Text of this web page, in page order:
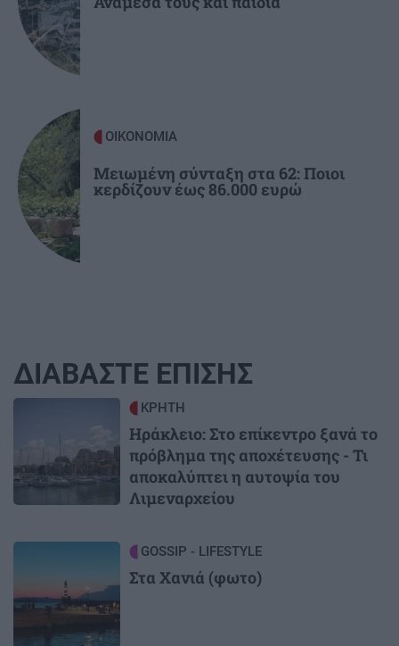
ΟΙΚΟΝΟΜΙΑ
Μειωμένη σύνταξη στα 62: Ποιοι
κερδίζουν έως 86.000 ευρώ
ΔΙΑΒΑΣΤΕ ΕΠΙΣΗΣ
ΚΡΗΤΗ
Ηράκλειο: Στο επίκεντρο ξανά το
πρόβλημα της αποχέτευσης - Τι
αποκαλύπτει η αυτοψία του
Λιμεναρχείου
GOSSIP - LIFESTYLE
Στα Χανιά (φωτο)